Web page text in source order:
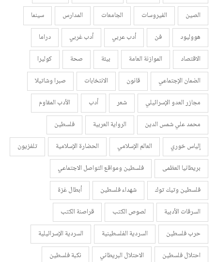
الصين
الفيروسات الجامعات المدارس
سينما
هووليود
فن أدب عربي أدب غربي
دراما
الاقتصاد
الموازنة العامة بيئة صحة
كوليرا
الضمان الإجتماعي
قانون الانتخابات
صبرا وشاتيلا
مجازر العدو الإسرائيلي
شعر أدب
الأدب المقاوم
محمد علي شمس الدين
الرواية العربية
فلسطين
إلياس خوري
العالم الإسلامي الحضارة الإسلامية
تلفزيون
بريطانيا العظمى
فلسطين ومواقع التواصل الاجتماعي
فلسطين وتيك توك
شهداء فلسطين
أبطال غزة
السرقات الأدبية
لصوص الكتب
قراصنة الكتب
حرب فلسطين
السردية الفلسطينية
السردية الإسرائيلية
احتلال فلسطين
الاحتلال البريطاني
نكبة فلسطين